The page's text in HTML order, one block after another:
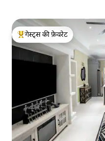
गेस्ट्स का टॉप फ़ेवरेट
गेस्ट्स की फ़ेवरेट